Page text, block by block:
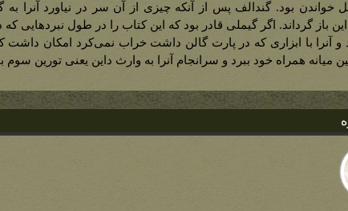
خواندن بود. گندالف پس از آنکه چیزی از آن سر در نیاورد آنرا به
باز گرداند. اگر گیملی قادر بود که این کتاب را در طول نبردهایی
آنرا با ابزاری که در پارت گالن داشت خراب نمی‌کرد امکان داشت
میانه همراه خود ببرد و سرانجام آنرا به وارث داین یعنی تورین سوم